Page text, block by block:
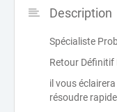
Description
Spécialiste
Retour Définitif
il vous
résoudre